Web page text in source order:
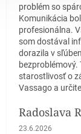
problém so
Komunikácia
profesionálna.
som dostával
dorazila v
starostlivosť o
Vassago a
Radoslava
Hodnotenie
23.6.2026